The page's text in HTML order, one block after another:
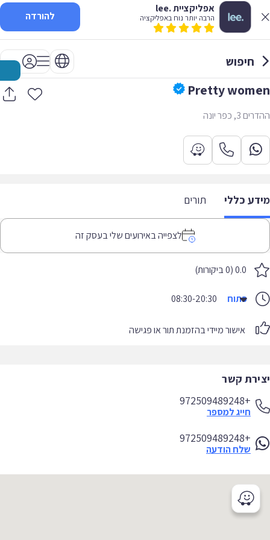
אפליקציית .lee
הרבה יותר נוח באפליקציה להורדה
חיפוש
Pretty women
ההדרים 3, כפר יונה
מידע כללי תורים
לצפייה באירועים שלי בעסק זה
0.0 (0 ביקורות)
פתוח 08:30-20:30
אישור מיידי בהזמנת תור או פגישה
יצירת קשר
+972509489248
חייג למספר
+972509489248
שלח הודעה